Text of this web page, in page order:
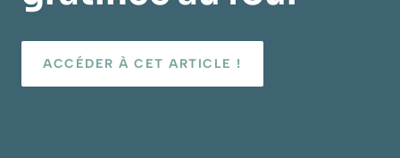
ACCÉDER À CET ARTICLE !